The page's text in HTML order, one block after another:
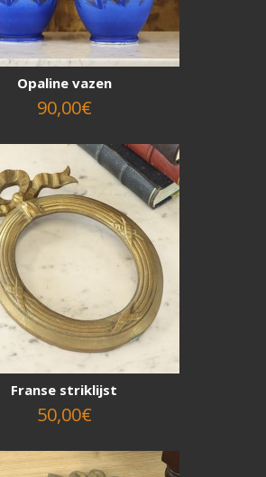
Opaline vazen
90,00€
Franse striklijst
50,00€